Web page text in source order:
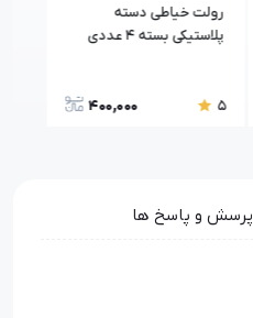
رولت خیاطی دسته
پلاستیکی بسته 4 عددی
5
400,000
پرسش و پاسخ ها